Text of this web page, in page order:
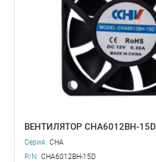
ВЕНТИЛЯТОР CHA6012BH-15D
Серия: CHA
P/N: CHA6012BH-15D